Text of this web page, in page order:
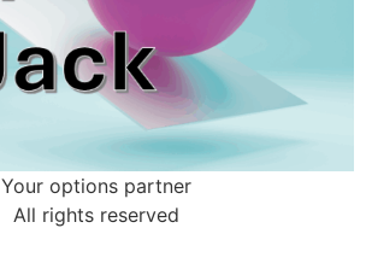
Your options partner
All rights reserved